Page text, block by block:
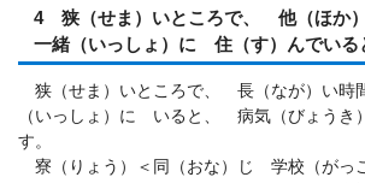
4 狭（せま）いところで、 他（ほか
一緒（いっしょ）に 住（す）んでいる
狭（せま）いところで、 長（なが）い時
（いっしょ）に いると、 病気（びょう
す。
寮（りょう）＜同（おな）じ 学校（がっ